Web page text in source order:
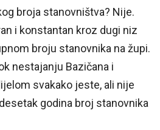
broja stanovništva? Nije.
i konstantan kroz dugi niz
broju stanovnika na župi.
nestajanju Bazičana i
svakako jeste, ali nije
godina broj stanovnika